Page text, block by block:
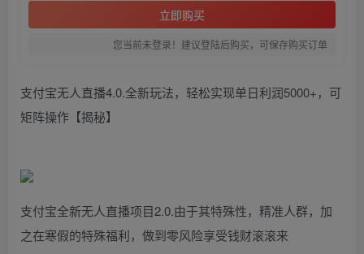
立即购买
您当前未登录！建议登陆后购买，可保存购买订单
支付宝无人直播4.0.全新玩法，轻松实现单日利润5000+，可
矩阵操作【揭秘】
支付宝全新无人直播项目2.0.由于其特殊性，精准人群，加
之在寒假的特殊福利，做到零风险享受钱财滚滚来